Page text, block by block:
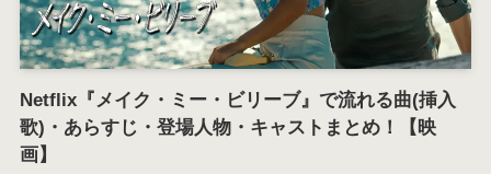
Netflix『メイク・ミー・ビリーブ』で流れる曲(挿入
歌)・あらすじ・登場人物・キャストまとめ！【映
画】